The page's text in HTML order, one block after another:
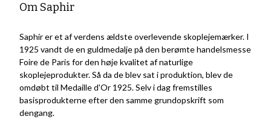
Om Saphir
Saphir er et af verdens ældste overlevende skoplejemærker. I
1925 vandt de en guldmedalje på den berømte handelsmesse
Foire de Paris for den høje kvalitet af naturlige
skoplejeprodukter. Så da de blev sat i produktion, blev de
omdøbt til Medaille d'Or 1925. Selv i dag fremstilles
basisprodukterne efter den samme grundopskrift som
dengang.